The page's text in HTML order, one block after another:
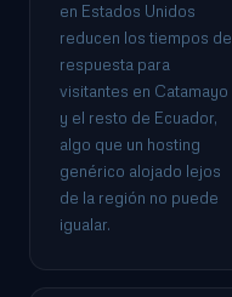
en Estados Unidos
reducen los tiempos de
respuesta para
visitantes en Catamayo
y el resto de Ecuador,
algo que un hosting
genérico alojado lejos
de la región no puede
igualar.